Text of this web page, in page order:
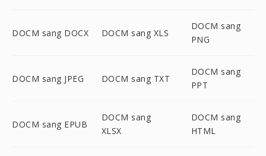
DOCM sang DOCX DOCM sang XLS
DOCM sang
PNG
DOCM sang JPEG DOCM sang TXT
DOCM sang
PPT
DOCM sang EPUB
DOCM sang
XLSX
DOCM sang
HTML